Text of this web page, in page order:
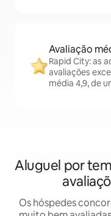
Avaliação
Rapid City: as
avaliações
média 4,9, de
Aluguel por
Os hóspedes